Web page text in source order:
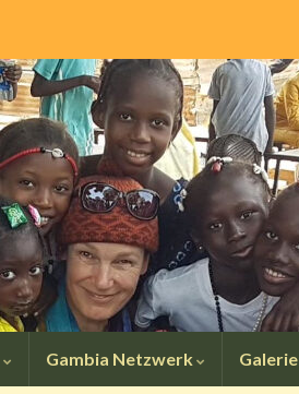
Gambia Netzwerk Galerie